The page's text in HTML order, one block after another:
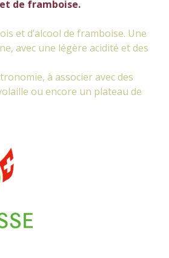
de framboise.
et d’alcool de framboise. Une
avec une légère acidité et des
à associer avec des
ou encore un plateau de